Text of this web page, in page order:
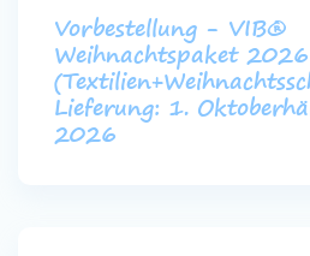
Vorbestellung - VIB®
Weihnachtspaket 2026
Lieferung: 1.
2026